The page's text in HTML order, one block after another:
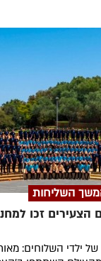
השליחות
הצעירים זכו
ילדי השלוחים: